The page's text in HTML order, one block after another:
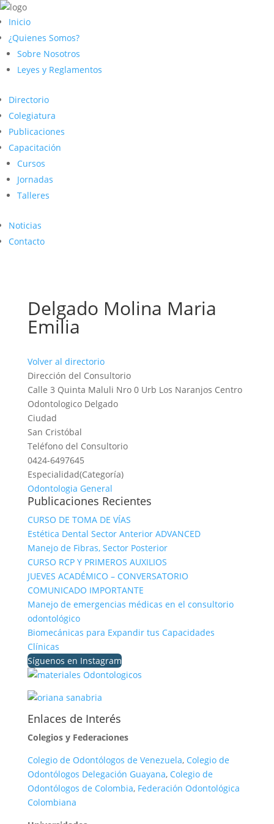
Inicio
¿Quienes Somos?
Sobre Nosotros
Leyes y Reglamentos
Directorio
Colegiatura
Publicaciones
Capacitación
Cursos
Jornadas
Talleres
Noticias
Contacto
Delgado Molina Maria
Emilia
Volver al directorio
Dirección del Consultorio
Calle 3 Quinta Maluli Nro 0 Urb Los Naranjos Centro
Odontologico Delgado
Ciudad
San Cristóbal
Teléfono del Consultorio
0424-6497645
Especialidad(Categoría)
Odontologia General
Publicaciones Recientes
CURSO DE TOMA DE VÍAS
Estética Dental Sector Anterior ADVANCED
Manejo de Fibras, Sector Posterior
CURSO RCP Y PRIMEROS AUXILIOS
JUEVES ACADÉMICO – CONVERSATORIO
COMUNICADO IMPORTANTE
Manejo de emergencias médicas en el consultorio
odontológico
Biomecánicas para Expandir tus Capacidades
Clínicas
Síguenos en Instagram
Enlaces de Interés
Colegios y Federaciones
Colegio de Odontólogos de Venezuela, Colegio de
Odontólogos Delegación Guayana, Colegio de
Odontólogos de Colombia, Federación Odontológica
Colombiana